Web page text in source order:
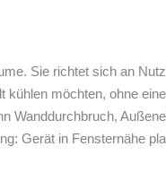
Sie richtet sich an
kühlen möchten, ohne
Wanddurchbruch,
Gerät in Fensternähe